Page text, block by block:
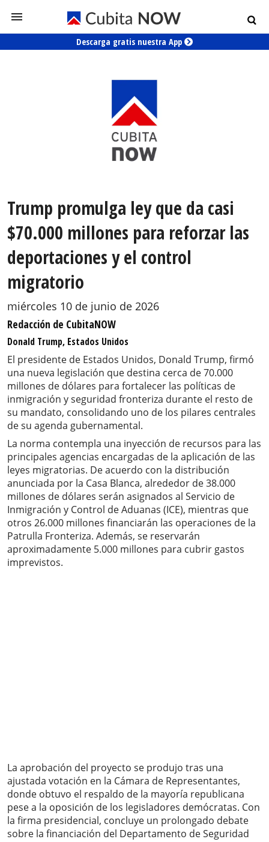
Descarga gratis nuestra App
Trump promulga ley que da casi
$70.000 millones para reforzar las
deportaciones y el control
migratorio
miércoles 10 de junio de 2026
Redacción de CubitaNOW
Donald Trump, Estados Unidos
El presidente de Estados Unidos, Donald Trump, firmó
una nueva legislación que destina cerca de 70.000
millones de dólares para fortalecer las políticas de
inmigración y seguridad fronteriza durante el resto de
su mandato, consolidando uno de los pilares centrales
de su agenda gubernamental.
La norma contempla una inyección de recursos para las
principales agencias encargadas de la aplicación de las
leyes migratorias. De acuerdo con la distribución
anunciada por la Casa Blanca, alrededor de 38.000
millones de dólares serán asignados al Servicio de
Inmigración y Control de Aduanas (ICE), mientras que
otros 26.000 millones financiarán las operaciones de la
Patrulla Fronteriza. Además, se reservarán
aproximadamente 5.000 millones para cubrir gastos
imprevistos.
La aprobación del proyecto se produjo tras una
ajustada votación en la Cámara de Representantes,
donde obtuvo el respaldo de la mayoría republicana
pese a la oposición de los legisladores demócratas. Con
la firma presidencial, concluye un prolongado debate
sobre la financiación del Departamento de Seguridad